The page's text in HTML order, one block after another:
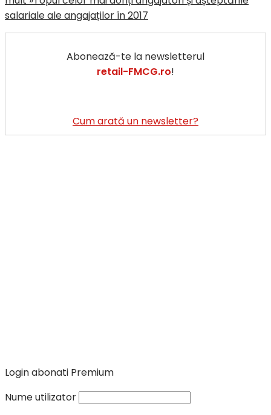
salariale ale angajaților în 2017
Abonează-te la newsletterul
retail-FMCG.ro!
Cum arată un newsletter?
Login abonati Premium
Nume utilizator